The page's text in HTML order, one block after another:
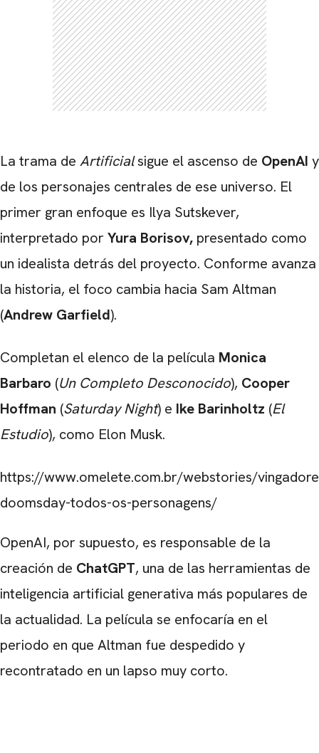
La trama de Artificialsigue el ascenso de OpenAI y
de los personajes centrales de ese universo. El
primer gran enfoque es Ilya Sutskever,
interpretado por Yura Borisov, presentado como
un idealista detrás del proyecto. Conforme avanza
la historia, el foco cambia hacia Sam Altman
(Andrew Garfield).
Completan el elenco de la película Monica
Barbaro (Un Completo Desconocido), Cooper
Hoffman (Saturday Night) e Ike Barinholtz (El
Estudio), como Elon Musk.
https://www.omelete.com.br/webstories/
doomsday-todos-os-personagens/
OpenAI, por supuesto, es responsable de la
creación de ChatGPT, una de las herramientas de
inteligencia artificial generativa más populares de
la actualidad. La película se enfocaría en el
periodo en que Altman fue despedido y
recontratado en un lapso muy corto.